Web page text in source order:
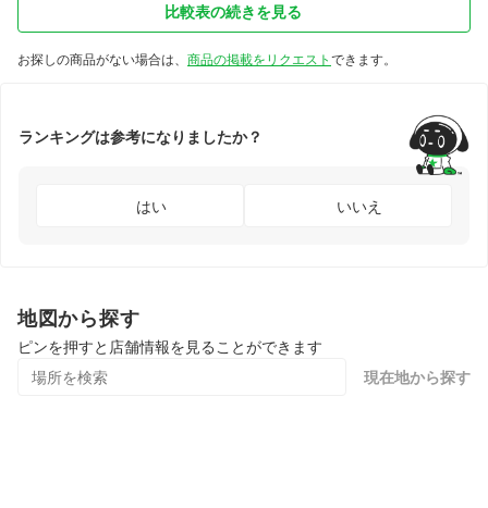
比較表の続きを見る
お探しの商品がない場合は、 商品の掲載をリクエスト できます。
ランキングは参考になりましたか？
はい いいえ
地図から探す
ピンを押すと店舗情報を見ることができます
現在地から探す